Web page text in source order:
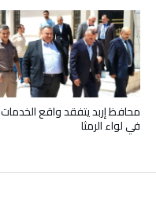
محافظ إربد يتفقد واقع الخدمات
في لواء الرمثا